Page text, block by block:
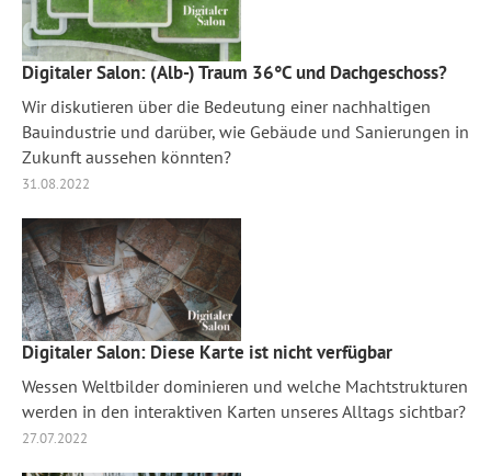
Digitaler Salon: (Alb-) Traum 36°C und Dachgeschoss?
Wir diskutieren über die Bedeutung einer nachhaltigen
Bauindustrie und darüber, wie Gebäude und Sanierungen in
Zukunft aussehen könnten?
31.08.2022
Digitaler Salon: Diese Karte ist nicht verfügbar
Wessen Weltbilder dominieren und welche Machtstrukturen
werden in den interaktiven Karten unseres Alltags sichtbar?
27.07.2022